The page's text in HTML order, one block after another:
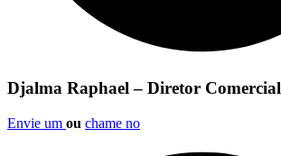
Djalma Raphael – Diretor Comercial
Envie um ou chame no